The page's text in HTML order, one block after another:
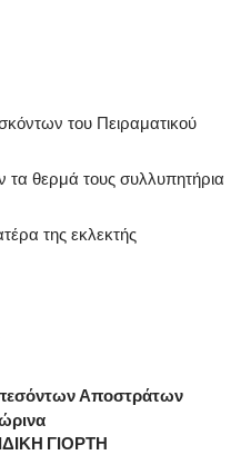
του Πειραματικού
θερμά τους συλλυπητήρια
της εκλεκτής
Αποστράτων
ΓΙΟΡΤΗ